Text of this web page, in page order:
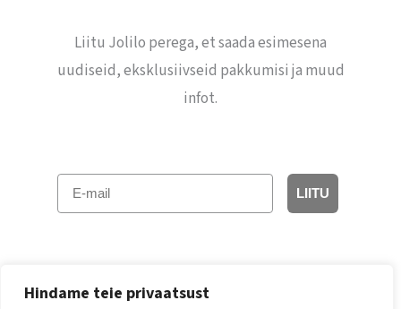
Hindame teie privaatsust
Liitu Jolilo perega, et saada esimesena
uudiseid, eksklusiivseid pakkumisi ja muud
infot.
E-mail
LIITU